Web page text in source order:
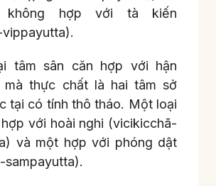
không hợp với tà kiến
tâm sân căn hợp với hận
mà thực chất là hai tâm sở
tại có tính thô tháo. Một loại
với hoài nghi (vicikicchā-
và một hợp với phóng dật
sampayutta).